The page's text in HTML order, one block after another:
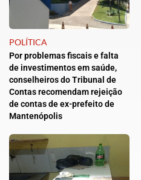
POLÍTICA
Por problemas fiscais e falta
de investimentos em saúde,
conselheiros do Tribunal de
Contas recomendam rejeição
de contas de ex-prefeito de
Mantenópolis